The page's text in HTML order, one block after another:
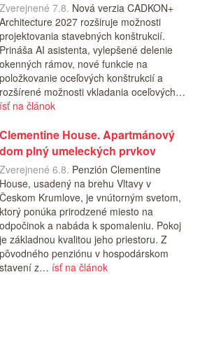
Zverejnené 7.8. Nová verzia CADKON+
Architecture 2027 rozširuje možnosti
projektovania stavebných konštrukcií.
Prináša AI asistenta, vylepšené delenie
okenných rámov, nové funkcie na
položkovanie oceľových konštrukcií a
rozšírené možnosti vkladania oceľových…
ísť na článok
Clementine House. Apartmánový
dom plný umeleckých prvkov
Zverejnené 6.8. Penzión Clementine
House, usadený na brehu Vltavy v
Českom Krumlove, je vnútorným svetom,
ktorý ponúka prirodzené miesto na
odpočinok a nabáda k spomaleniu. Pokoj
je základnou kvalitou jeho priestoru. Z
pôvodného penziónu v hospodárskom
stavení z… ísť na článok